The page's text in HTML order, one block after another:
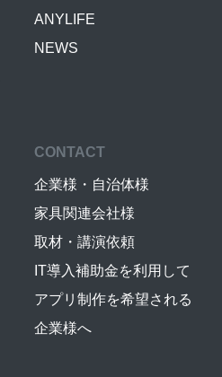
ANYLIFE
NEWS
CONTACT
企業様・自治体様
家具関連会社様
取材・講演依頼
IT導入補助金を利用して
アプリ制作を希望される
企業様へ